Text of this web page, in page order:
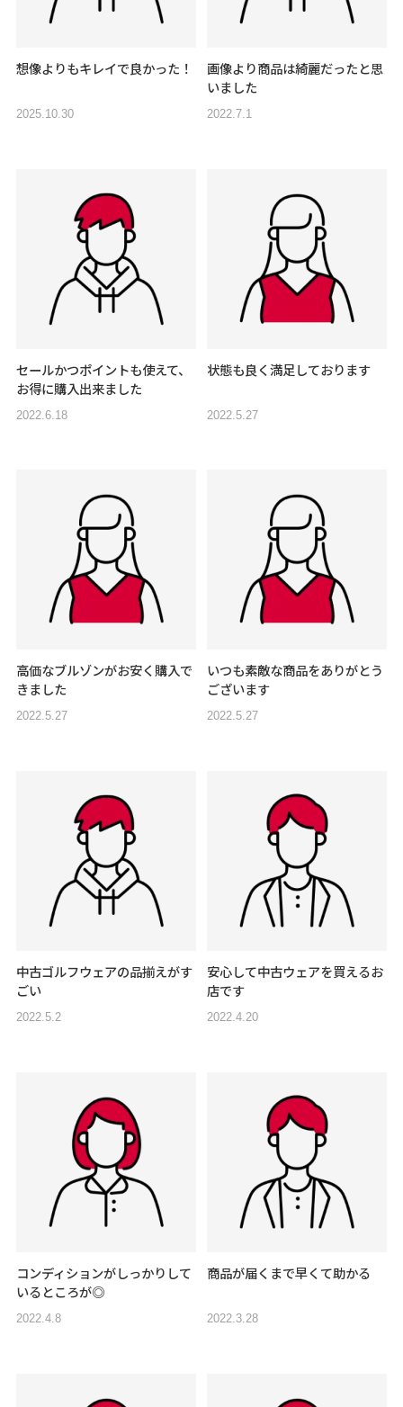
想像よりもキレイで良かった！
2025.10.30
画像より商品は綺麗だったと思
いました
2022.7.1
セールかつポイントも使えて、
お得に購入出来ました
2022.6.18
状態も良く満足しております
2022.5.27
高価なブルゾンがお安く購入で
きました
2022.5.27
いつも素敵な商品をありがとう
ございます
2022.5.27
中古ゴルフウェアの品揃えがす
ごい
2022.5.2
安心して中古ウェアを買えるお
店です
2022.4.20
コンディションがしっかりして
いるところが◎
2022.4.8
商品が届くまで早くて助かる
2022.3.28